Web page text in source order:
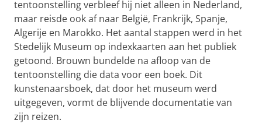
tentoonstelling verbleef hij niet alleen in Nederland,
maar reisde ook af naar België, Frankrijk, Spanje,
Algerije en Marokko. Het aantal stappen werd in het
Stedelijk Museum op indexkaarten aan het publiek
getoond. Brouwn bundelde na afloop van de
tentoonstelling die data voor een boek. Dit
kunstenaarsboek, dat door het museum werd
uitgegeven, vormt de blijvende documentatie van
zijn reizen.